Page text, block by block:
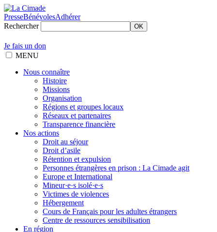
PresseBénévolesAdhérer
Rechercher
OK
Je fais un don
MENU
Nous connaître
Histoire
Missions
Organisation
Régions et groupes locaux
Réseaux et partenaires
Transparence financière
Nos actions
Droit au séjour
Droit d’asile
Rétention et expulsion
Personnes étrangères en prison : La Cimade agit
Europe et International
Mineur·e·s isolé·e·s
Victimes de violences
Hébergement
Cours de Français pour les adultes étrangers
Centre de ressources sensibilisation
En région